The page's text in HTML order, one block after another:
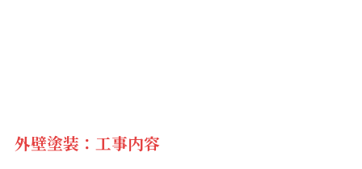
根
塗
外壁塗装：工事内容